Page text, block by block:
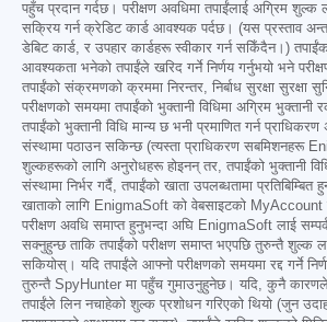
पहुँच प्रदान गर्दछ। परीक्षण अवधिमा तपाईंलाई अग्रिम शुल्क
सक्रिय गर्न क्रेडिट कार्ड आवश्यक पर्दछ। (यस प्रस्ताव
डेबिट कार्ड, र उपहार कार्डहरू स्वीकार गर्न सकिँदैन।)
आवश्यकता भनेको तपाईंले खरिद गर्ने निर्णय गर्नुभयो भने
तपाईंको संक्रमणको क्रममा निरन्तर, निर्बाध सुरक्षा सुरक्षा
परीक्षणको समयमा तपाईंको भुक्तानी विधिमा अग्रिम भुक्तानी
तपाईंको भुक्तानी विधि मान्य छ भनी प्रमाणित गर्न प्राधिकरण
संस्थामा पठाउन सकिन्छ (त्यस्ता प्राधिकरण सबमिशनहरू
शुल्कहरूको लागि अनुरोधहरू होइनन् तर, तपाईंको भुक्तानी विधि
संस्थामा निर्भर गर्दै, तपाईंको खाता उपलब्धतामा
खाताको लागि EnigmaSoft को वेबसाइटको MyAccount
परीक्षण अवधि समाप्त हुनुभन्दा अघि EnigmaSoft लाई
सक्नुहुन्छ ताकि तपाईंको परीक्षण समाप्त भएपछि तुरुन्तै शुल्क
सकियोस्। यदि तपाईंले आफ्नो परीक्षणको समयमा रद्द गर्ने
तुरुन्तै SpyHunter मा पहुँच गुमाउनुहुनेछ। यदि, कुनै
तपाईंले लिन नचाहेको शुल्क प्रशोधन गरिएको थियो (जुन